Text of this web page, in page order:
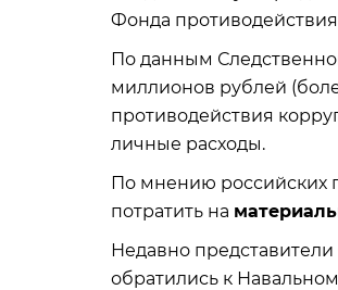
Фонда
По данным
миллионов рублей
противодействия
личные расходы.
По мнению российских
потратить на
Недавно
обратились к